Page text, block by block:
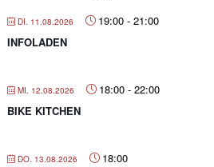
DI. 11.08.2026 19:00- 21:00
INFOLADEN
MI. 12.08.2026 18:00- 22:00
BIKE KITCHEN
DO. 13.08.2026
18:00